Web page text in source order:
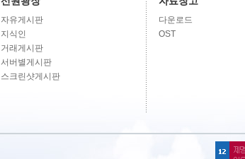
자유게시판
지식인
거래게시판
서버별게시판
스크린샷게시판
다운로드
OST